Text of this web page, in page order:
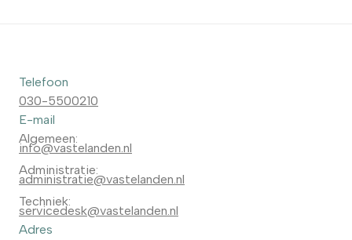
Telefoon
030-5500210
E-mail
Algemeen:
info@vastelanden.nl
Administratie:
administratie@vastelanden.nl
Techniek:
servicedesk@vastelanden.nl
Adres